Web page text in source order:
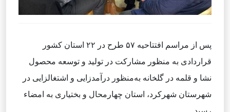
پس از مراسم افتتاحیه ۵۷ طرح در ۲۲ استان کشور
قراردادی به منظور مشارکت در تولید و توسعه محصول
نشا و قلمه در گلخانه به‌منظور درآمدزایی و اشتغالزایی در
شهرستان شهرکرد، استان چهارمحال و بختیاری به امضاء